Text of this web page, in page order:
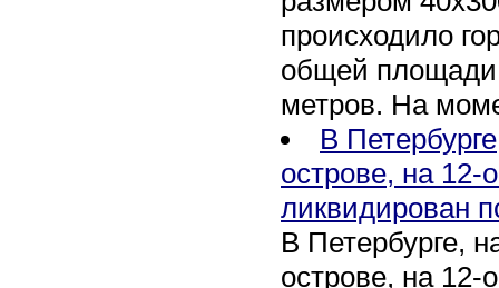
происходило
общей площади
метров. На
В
острове, на 12-
ликвидирован
В Петербурге,
острове, на 12-